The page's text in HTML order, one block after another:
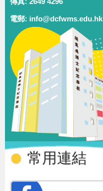
電郵: info@dcfwms.edu.hk
常用連結